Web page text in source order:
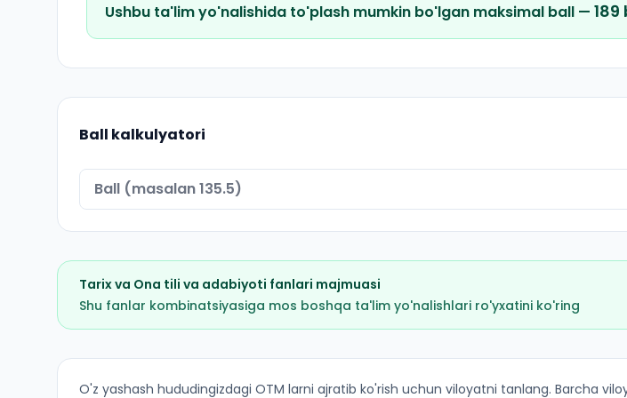
Ushbu ta'lim yo'nalishida to'plash mumkin bo'lgan maksimal ball — 189
Ball kalkulyatori
Tarixva Ona tili va adabiyoti fanlari majmuasi
Shu fanlar kombinatsiyasiga mos boshqa ta'lim yo'nalishlari ro'yxatini ko'ring
Milliy gʻoya, maʼnaviyat asoslari va huquq taʼlimi (Shofirkon tumani): OTM lar
O'z yashash hududingizdagi OTM larni ajratib ko'rish uchun viloyatni tanlang. Barcha